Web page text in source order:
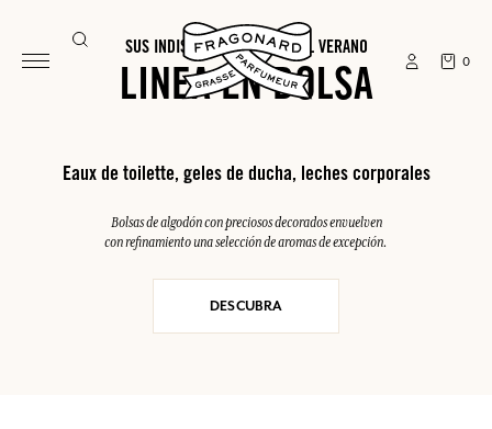
0
SUS INDISPENSABLES PARA EL VERANO
LINEA EN BOLSA
Eaux de toilette, geles de ducha, leches corporales
Bolsas de algodón con preciosos decorados envuelven
con refinamiento una selección de aromas de excepción.
DESCUBRA